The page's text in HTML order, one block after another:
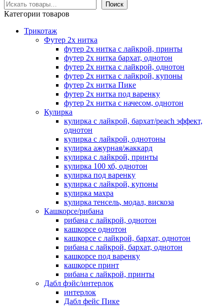
Поиск
Категории товаров
Трикотаж
Футер 2х нитка
футер 2х нитка с лайкрой, принты
футер 2х нитка бархат, однотон
футер 2х нитка с лайкрой, однотон
футер 2х нитка с лайкрой, купоны
футер 2х нитка Пике
футер 2х нитка под варенку
футер 2х нитка с начесом, однотон
Кулирка
кулирка с лайкрой, бархат/peach эффект,
однотон
кулирка с лайкрой, однотоны
кулирка ажурная/жаккард
кулирка с лайкрой, принты
кулирка 100 хб, однотон
кулирка под варенку
кулирка с лайкрой, купоны
кулирка махра
кулирка тенсель, модал, вискоза
Кашкорсе/рибана
рибана с лайкрой, однотон
кашкорсе однотон
кашкорсе с лайкрой, бархат, однотон
рибана с лайкрой, бархат, однотон
кашкорсе под варенку
кашкорсе принт
рибана с лайкрой, принты
Дабл фэйс/интерлок
интерлок
Дабл фейс Пике